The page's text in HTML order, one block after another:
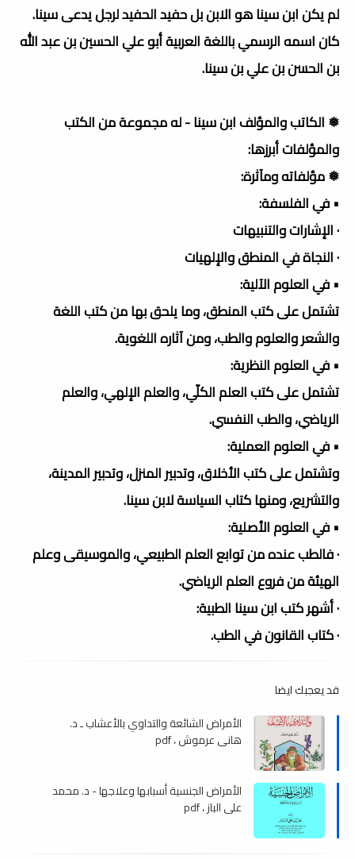
لم يكن ابن سينا هو الابن بل حفيد الحفيد لرجل يدعى سينا.
كان اسمه الرسمي باللغة العربية أبو علي الحسين بن عبد الله
بن الحسن بن علي بن سينا.
❅ الكاتب والمؤلف ابن سينا - له مجموعة من الكتب
والمؤلفات أبرزها:
❅ مؤلفاته ومآثرة:
• في الفلسفة:
· الإشارات والتنبيهات
· النجاة في المنطق والإلهيات
• في العلوم الآلية:
تشتمل على كتب المنطق، وما يلحق بها من كتب اللغة
والشعر والعلوم والطب، ومن آثاره اللغوية.
• في العلوم النظرية:
تشتمل على كتب العلم الكلّي، والعلم الإلهي، والعلم
الرياضي، والطب النفسي.
• في العلوم العملية:
وتشتمل على كتب الأخلاق، وتدبير المنزل، وتدبير المدينة،
والتشريع، ومنها كتاب السياسة لابن سينا.
• في العلوم الأصلية:
· فالطب عنده من توابع العلم الطبيعي، والموسيقى وعلم
الهيئة من فروع العلم الرياضي.
· أشهر كتب ابن سينا الطبية:
· كتاب القانون في الطب.
قد يعجبك ايضا
الأمراض الشائعة والتداوي بالأعشاب ـ د.
هاني عرموش ، pdf
الأمراض الجنسية أسبابها وعلاجها - د. محمد
على الباز ، pdf